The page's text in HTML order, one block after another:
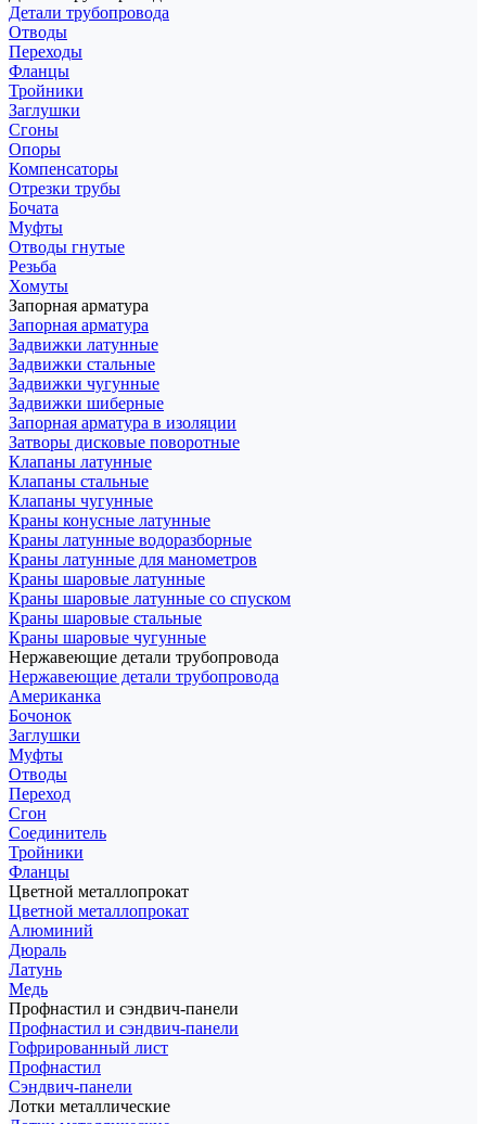
Детали трубопровода
Отводы
Переходы
Фланцы
Тройники
Заглушки
Сгоны
Опоры
Компенсаторы
Отрезки трубы
Бочата
Муфты
Отводы гнутые
Резьба
Хомуты
Запорная арматура
Запорная арматура
Задвижки латунные
Задвижки стальные
Задвижки чугунные
Задвижки шиберные
Запорная арматура в изоляции
Затворы дисковые поворотные
Клапаны латунные
Клапаны стальные
Клапаны чугунные
Краны конусные латунные
Краны латунные водоразборные
Краны латунные для манометров
Краны шаровые латунные
Краны шаровые латунные со спуском
Краны шаровые стальные
Краны шаровые чугунные
Нержавеющие детали трубопровода
Нержавеющие детали трубопровода
Американка
Бочонок
Заглушки
Муфты
Отводы
Переход
Сгон
Соединитель
Тройники
Фланцы
Цветной металлопрокат
Цветной металлопрокат
Алюминий
Дюраль
Латунь
Медь
Профнастил и сэндвич-панели
Профнастил и сэндвич-панели
Гофрированный лист
Профнастил
Сэндвич-панели
Лотки металлические